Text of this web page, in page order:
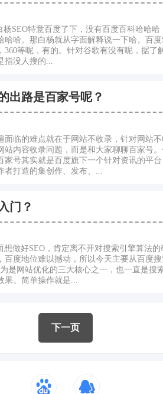
杨SEO特意百度了下，没有百度百科哈哈
哈。那白杨就从字面解释说一下哈。百度
等呢，有的。针对谷歌有没有呢，据了
指没人搜的...
出路是百家号呢？
面临的难点就在于网站不收录，针对网站
站内容收录问题，而是和大家聊聊百家号
号其实就是百度旗下一个针对资讯的平
打造的集创作、发布、...
门？
做好SEO，肯定离不开对搜索引擎算法
度地位难以撼动，所以今天主要从百度
是网站优化的三大核心之一，也一直是搜
果。简单操作就是...
下一页